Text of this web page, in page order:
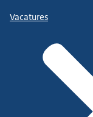
Vacatures